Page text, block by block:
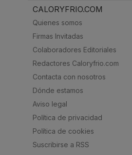
CALORYFRIO.COM
Quienes somos
Firmas Invitadas
Colaboradores Editoriales
Redactores Caloryfrio.com
Contacta con nosotros
Dónde estamos
Aviso legal
Política de privacidad
Política de cookies
Suscribirse a RSS